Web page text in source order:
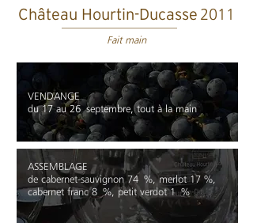
Château Hourtin-Ducasse 2011
Fait main
VENDANGE
du 17 au 26 septembre, tout à la main
ASSEMBLAGE
de cabernet-sauvignon 74 %, merlot 17 %,
cabernet franc 8 %, petit verdot 1 %